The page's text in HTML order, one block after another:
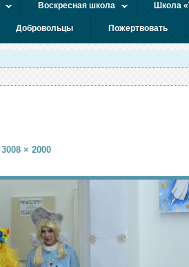
Воскресная школа Школа
Добровольцы Пожертвовать
3008 × 2000